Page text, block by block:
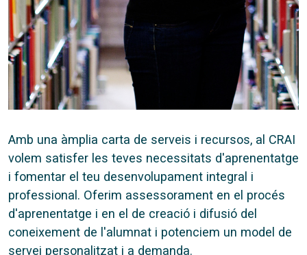
Amb una àmplia carta de serveis i recursos, al CRAI
volem satisfer les teves necessitats d'aprenentatge
i fomentar el teu desenvolupament integral i
professional. Oferim assessorament en el procés
d'aprenentatge i en el de creació i difusió del
coneixement de l'alumnat i potenciem un model de
servei personalitzat i a demanda.